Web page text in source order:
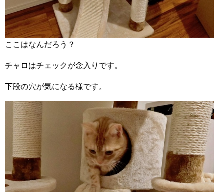
ここはなんだろう？
チャロはチェックが念入りです。
下段の穴が気になる様です。